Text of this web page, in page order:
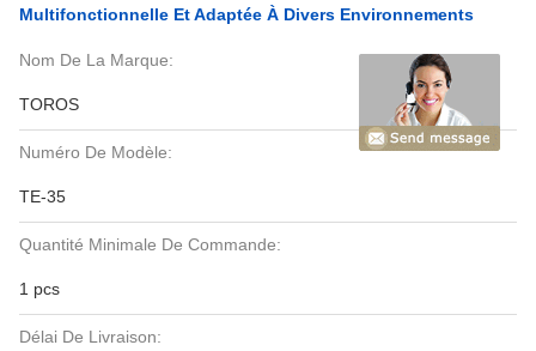
Multifonctionnelle Et Adaptée À Divers Environnements
Nom De La Marque:
TOROS
Numéro De Modèle:
TE-35
Quantité Minimale De Commande:
1 pcs
Délai De Livraison: